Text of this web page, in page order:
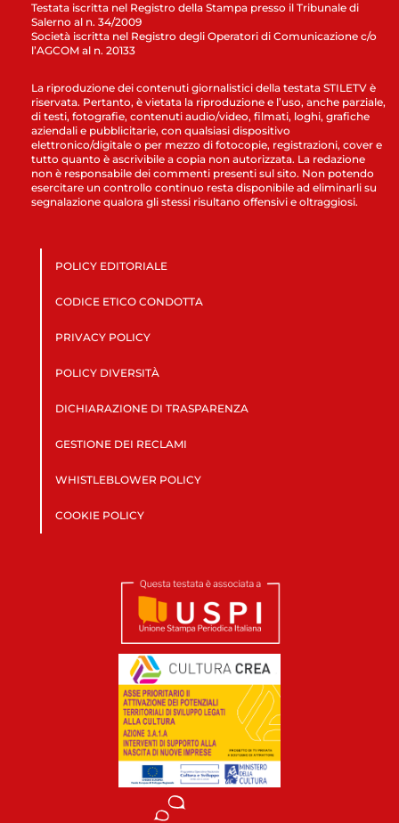
Testata iscritta nel Registro della Stampa presso il Tribunale di
Salerno al n. 34/2009
Società iscritta nel Registro degli Operatori di Comunicazione c/o
l’AGCOM al n. 20133
La riproduzione dei contenuti giornalistici della testata STILETV è
riservata. Pertanto, è vietata la riproduzione e l’uso, anche parziale,
di testi, fotografie, contenuti audio/video, filmati, loghi, grafiche
aziendali e pubblicitarie, con qualsiasi dispositivo
elettronico/digitale o per mezzo di fotocopie, registrazioni, cover e
tutto quanto è ascrivibile a copia non autorizzata. La redazione
non è responsabile dei commenti presenti sul sito. Non potendo
esercitare un controllo continuo resta disponibile ad eliminarli su
segnalazione qualora gli stessi risultano offensivi e oltraggiosi.
POLICY EDITORIALE
CODICE ETICO CONDOTTA
PRIVACY POLICY
POLICY DIVERSITÀ
DICHIARAZIONE DI TRASPARENZA
GESTIONE DEI RECLAMI
WHISTLEBLOWER POLICY
COOKIE POLICY